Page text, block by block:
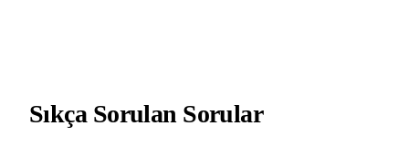
Sıkça Sorulan Sorular